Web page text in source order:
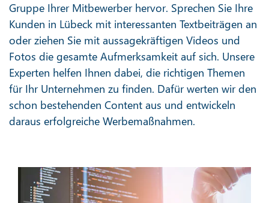
Gruppe Ihrer Mitbewerber hervor. Sprechen Sie Ihre
Kunden in Lübeck mit interessanten Textbeiträgen an
oder ziehen Sie mit aussagekräftigen Videos und
Fotos die gesamte Aufmerksamkeit auf sich. Unsere
Experten helfen Ihnen dabei, die richtigen Themen
für Ihr Unternehmen zu finden. Dafür werten wir den
schon bestehenden Content aus und entwickeln
daraus erfolgreiche Werbemaßnahmen.